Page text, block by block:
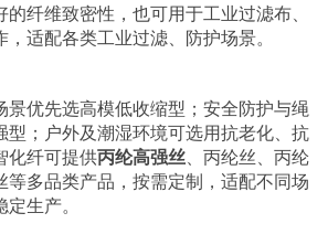
纤维致密性，也可用于工业过滤布、
，适配各类工业过滤、防护场景。
景优先选高模低收缩型；安全防护与绳
型；户外及潮湿环境可选用抗老化、抗
化纤可提供丙纶高强丝 、丙纶丝、丙纶
等多品类产品，按需定制，适配不同场
生产。